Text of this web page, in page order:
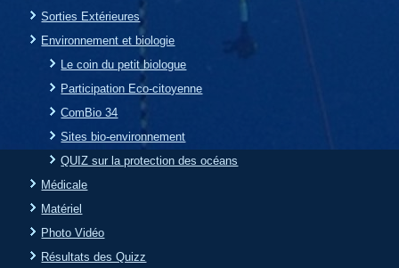
Sorties Extérieures
Environnement et biologie
Le coin du petit biologue
Participation Eco-citoyenne
ComBio 34
Sites bio-environnement
QUIZ sur la protection des océans
Médicale
Matériel
Photo Vidéo
Résultats des Quizz